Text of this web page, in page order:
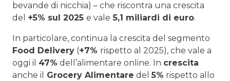
bevande di nicchia) – che riscontra una crescita
del +5% sul 2025 e vale 5,1 miliardi di euro.
In particolare, continua la crescita del segmento
Food Delivery (+7% rispetto al 2025), che vale a
oggi il 47% dell’alimentare online. In crescita
anche il
Grocery Alimentare del 5% rispetto allo